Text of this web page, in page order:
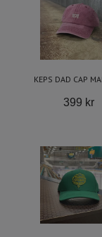
KEPS DAD CAP
399 kr